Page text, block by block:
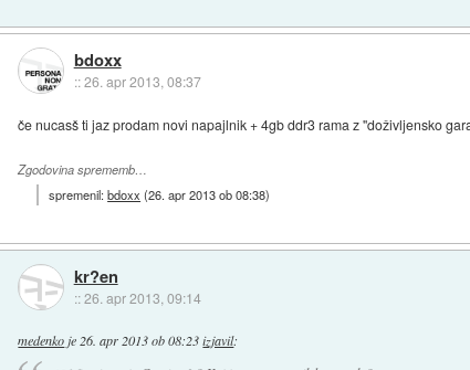
bdoxx
::26. apr 2013, 08:37
če nucasš ti jaz prodam novi napajlnik + 4gb ddr3 rama z ''doživljensko
Zgodovina sprememb…
spremenil:bdoxx (26. apr 2013 ob 08:38)
kr?en
::26. apr 2013, 09:14
medenko je 26. apr 2013 ob 08:23 izjavil: